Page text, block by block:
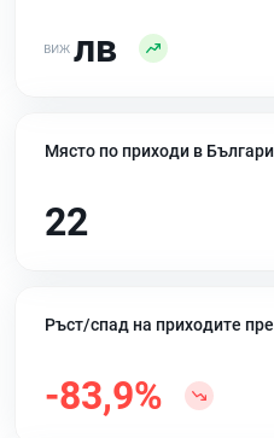
лв
Място по приходи в
22
Ръст/спад на приходите
-83,9%